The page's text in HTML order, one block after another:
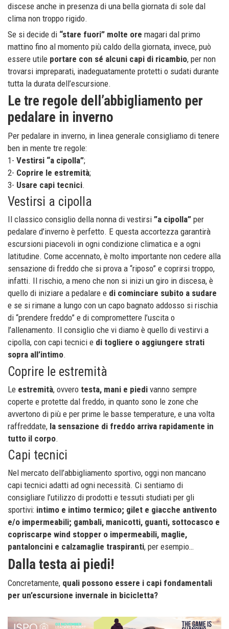
discese anche in presenza di una bella giornata di sole dal
clima non troppo rigido.
Se si decide di “stare fuori” molte ore magari dal primo
mattino fino al momento più caldo della giornata, invece, può
essere utile portare con sé alcuni capi di ricambio, per non
trovarsi impreparati, inadeguatamente protetti o sudati durante
tutta la durata dell’escursione.
Le tre regole dell’abbigliamento per
pedalare in inverno
Per pedalare in inverno, in linea generale consigliamo di tenere
ben in mente tre regole:
1- Vestirsi “a cipolla”;
2- Coprire le estremità;
3- Usare capi tecnici.
Vestirsi a cipolla
Il classico consiglio della nonna di vestirsi ”a cipolla” per
pedalare d’inverno è perfetto. E questa accortezza garantirà
escursioni piacevoli in ogni condizione climatica e a ogni
latitudine. Come accennato, è molto importante non cedere alla
sensazione di freddo che si prova a “riposo” e coprirsi troppo,
infatti. Il rischio, a meno che non si inizi un giro in discesa, è
quello di iniziare a pedalare e di cominciare subito a sudare
e se si rimane a lungo con un capo bagnato addosso si rischia
di “prendere freddo” e di compromettere l’uscita o
l’allenamento. Il consiglio che vi diamo è quello di vestirvi a
cipolla, con capi tecnici e di togliere o aggiungere strati
sopra all’intimo.
Coprire le estremità
Le estremità, ovvero testa, mani e piedi vanno sempre
coperte e protette dal freddo, in quanto sono le zone che
avvertono di più e per prime le basse temperature, e una volta
raffreddate, la sensazione di freddo arriva rapidamente in
tutto il corpo.
Capi tecnici
Nel mercato dell’abbigliamento sportivo, oggi non mancano
capi tecnici adatti ad ogni necessità. Ci sentiamo di
consigliare l’utilizzo di prodotti e tessuti studiati per gli
sportivi: intimo e intimo termico; gilet e giacche antivento
e/o impermeabili; gambali, manicotti, guanti, sottocasco e
copriscarpe wind stopper o impermeabili, maglie,
pantaloncini e calzamaglie traspiranti, per esempio…
Dalla testa ai piedi!
Concretamente, quali possono essere i capi fondamentali
per un’escursione invernale in bicicletta?